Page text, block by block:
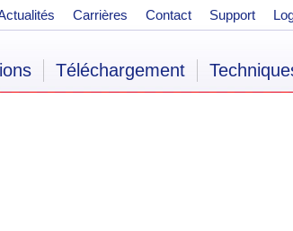
Carrières Contact Support
Téléchargement